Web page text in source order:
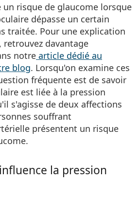
un risque de glaucome lorsque
dépasse un certain
traitée. Pour une explication
davantage
notre article dédié au
blog. Lorsqu'on examine ces
fréquente est de savoir
est liée à la pression
s'agisse de deux affections
souffrant
présentent un risque
la pression